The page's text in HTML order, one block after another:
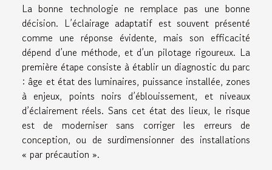
La bonne technologie ne remplace pas une bonne
décision. L’éclairage adaptatif est souvent présenté
comme une réponse évidente, mais son efficacité
dépend d’une méthode, et d’un pilotage rigoureux. La
première étape consiste à établir un diagnostic du parc
: âge et état des luminaires, puissance installée, zones
à enjeux, points noirs d’éblouissement, et niveaux
d’éclairement réels. Sans cet état des lieux, le risque
est de moderniser sans corriger les erreurs de
conception, ou de surdimensionner des installations
« par précaution ».